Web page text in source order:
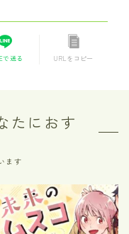
で送る URLをコピー
たにおす
ます